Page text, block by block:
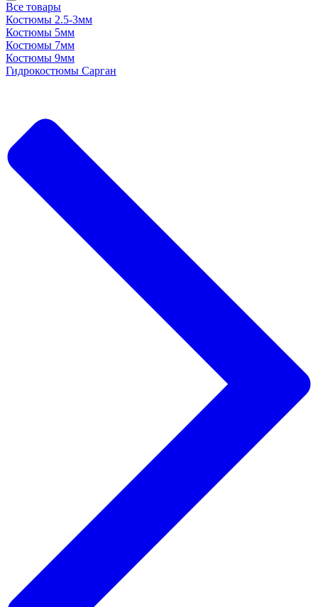
Все товары
Костюмы 2.5-3мм
Костюмы 5мм
Костюмы 7мм
Костюмы 9мм
Гидрокостюмы Сарган